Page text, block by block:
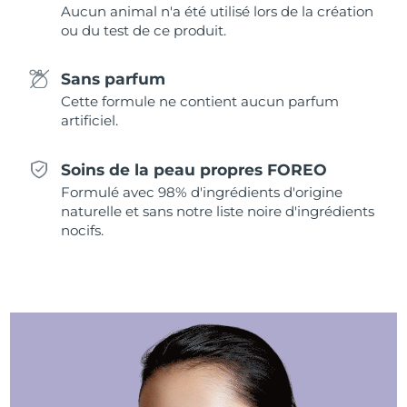
Aucun animal n'a été utilisé lors de la création
ou du test de ce produit.
Sans parfum
Cette formule ne contient aucun parfum
artificiel.
Soins de la peau propres FOREO
Formulé avec 98% d'ingrédients d'origine
naturelle et sans notre liste noire d'ingrédients
nocifs.
Singapour Livraison estimée8/11/26
Slovénie Livraison estimée
Corée du Sud Livraison estimée
Espagne
Suisse Livraison estimée8/9/26
Livraison estimée
Livraison estimée